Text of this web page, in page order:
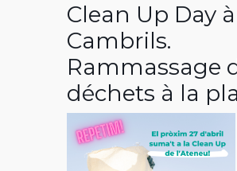
Clean Up Day à
Cambrils.
Rammassage
déchets à la